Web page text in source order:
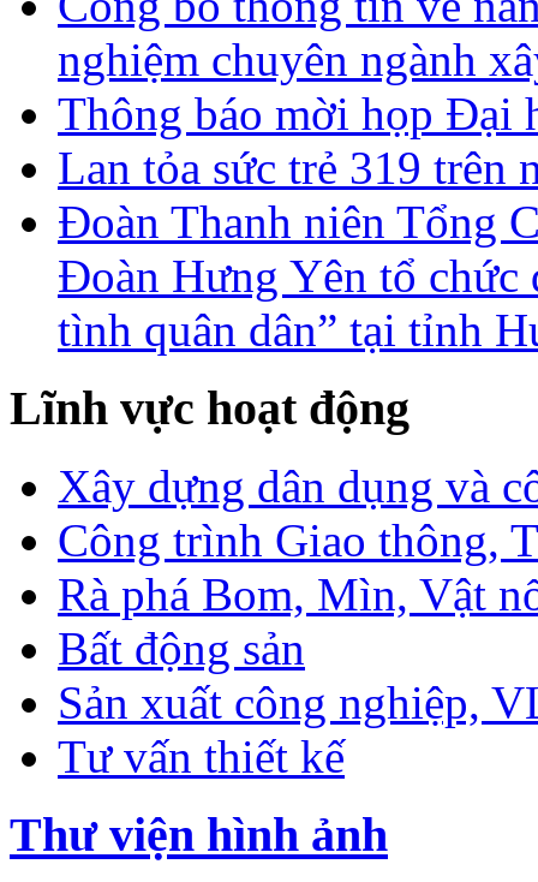
nghiệm chuyên ngành
Thông báo mời họp Đại
Lan tỏa sức trẻ 319
Đoàn Thanh niên Tổng
Đoàn Hưng Yên tổ chức
tình quân dân” tại tỉnh
Lĩnh vực hoạt động
Xây dựng dân dụng và
Công trình Giao thông,
Rà phá Bom, Mìn, Vật
Bất động sản
Sản xuất công nghiệp,
Tư vấn thiết kế
Thư viện hình ảnh